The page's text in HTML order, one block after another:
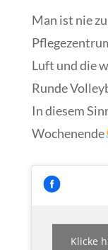
Man ist nie
Luft und die
Runde
In diesem
Wochenende
Klicke